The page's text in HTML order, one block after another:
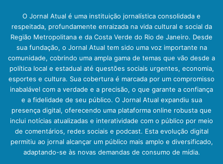
O Jornal Atual é uma instituição jornalística consolidada e
respeitada, profundamente enraizada na vida cultural e social da
Região Metropolitana e da Costa Verde do Rio de Janeiro. Desde
sua fundação, o Jornal Atual tem sido uma voz importante na
comunidade, cobrindo uma ampla gama de temas que vão desde a
política local e estadual até questões sociais urgentes, economia,
esportes e cultura. Sua cobertura é marcada por um compromisso
inabalável com a verdade e a precisão, o que garante a confiança
e a fidelidade de seu público. O Jornal Atual expandiu sua
presença digital, oferecendo uma plataforma online robusta que
inclui notícias atualizadas e interatividade com o público por meio
de comentários, redes sociais e podcast. Esta evolução digital
permitiu ao jornal alcançar um público mais amplo e diversificado,
adaptando-se às novas demandas de consumo de mídia.